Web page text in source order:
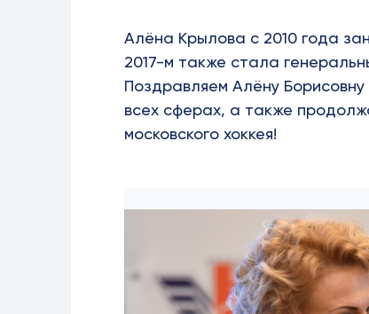
Алёна Крылова с 2010 года
2017-м также стала
Поздравляем Алёну
всех сферах, а также
московского хоккея!